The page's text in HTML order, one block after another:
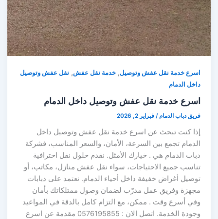
اسرع خدمة نقل عفش وتوصيل, خدمة نقل عفش,نقل عفش وتوصيل
داخل الدمام
اسرع خدمة نقل عفش وتوصيل داخل الدمام
فريق دباب الدمام/فبراير 2, 2026
إذا كنت تبحث عن اسرع خدمة نقل عفش وتوصيل داخل
الدمام تجمع بين السرعة، الأمان، والسعر المناسب، فشركة
دباب الدمام هي . خيارك الأمثل. نقدم حلول نقل احترافية
تناسب جميع الاحتياجات، سواء نقل عفش منازل، مكاتب، أو
توصيل أغراض خفيفة داخل أحياء الدمام. نعتمد على دبابات
مجهزة وفريق عمل مدرّب لضمان وصول ممتلكاتك بأمان
وفي أسرع وقت . ممكن، مع التزام كامل بالدقة في المواعيد
وجودة الخدمة. اتصل الان : 0576195855 مقدمة عن اسرع